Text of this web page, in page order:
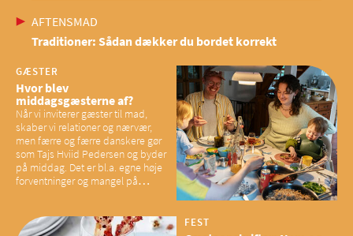
AFTENSMAD
Traditioner: Sådan dækker du bordet korrekt
GÆSTER
Hvor blev
middagsgæsterne af?
Når vi inviterer gæster til mad,
skaber vi relationer og nærvær,
men færre og færre danskere gør
som Tajs Hviid Pedersen og byder
på middag. Det er bl.a. egne høje
forventninger og mangel på
have konsekvenser for vores
FEST